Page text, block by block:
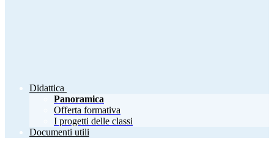
Didattica
Panoramica
Offerta formativa
I progetti delle classi
Documenti utili